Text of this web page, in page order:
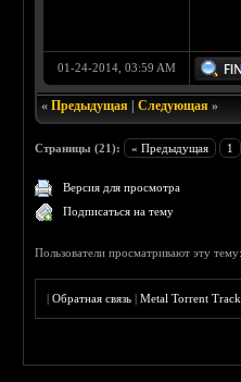
01-24-2014, 03:59 AM
«Предыдущая |Следующая »
Страницы (21): « Предыдущая 1
Версия для просмотра
Подписаться на тему
Пользователи просматривают эту
|Обратная связь |Metal Torrent